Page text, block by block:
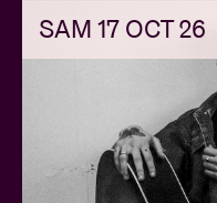
SAM 17 OCT 26